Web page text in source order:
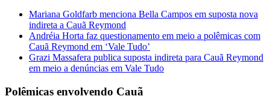
Mariana Goldfarb menciona Bella Campos em suposta nova
indireta a Cauã Reymond
Andréia Horta faz questionamento em meio a polêmicas com
Cauã Reymond em ‘Vale Tudo’
Grazi Massafera publica suposta indireta para Cauã Reymond
em meio a denúncias em Vale Tudo
Polêmicas envolvendo Cauã